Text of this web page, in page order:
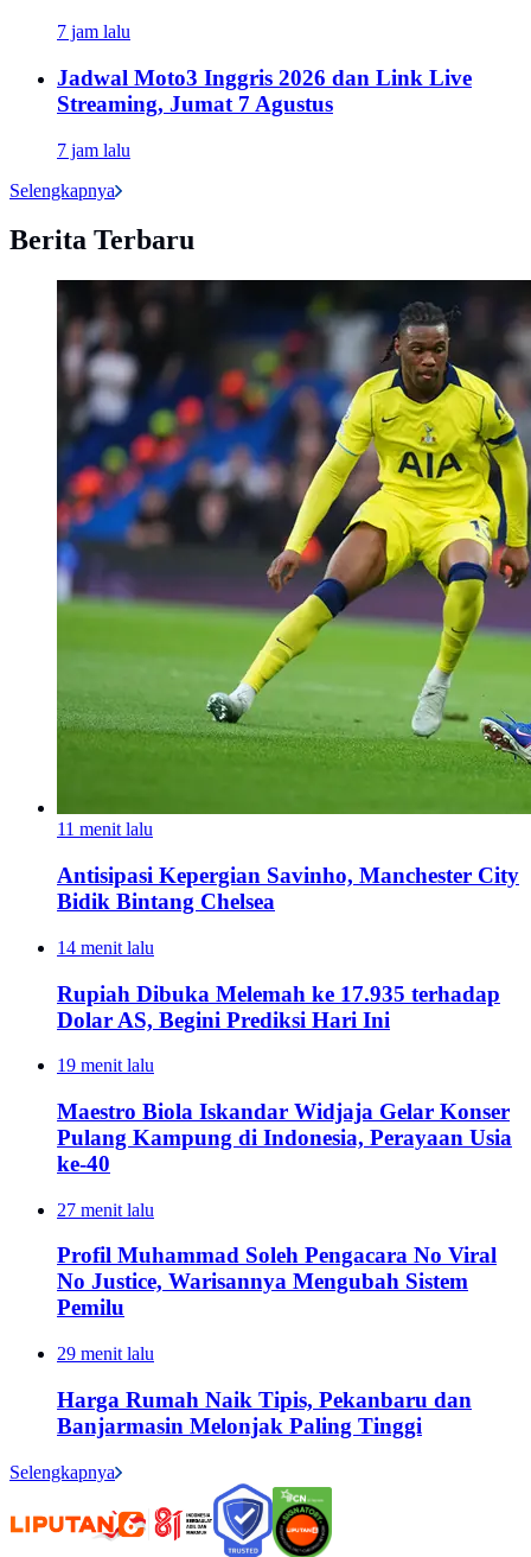
7 jam lalu
Jadwal Moto3 Inggris 2026 dan Link Live
Streaming, Jumat 7 Agustus
7 jam lalu
Selengkapnya
Berita Terbaru
11 menit lalu
Antisipasi Kepergian Savinho, Manchester City
Bidik Bintang Chelsea
14 menit lalu
Rupiah Dibuka Melemah ke 17.935 terhadap
Dolar AS, Begini Prediksi Hari Ini
19 menit lalu
Maestro Biola Iskandar Widjaja Gelar Konser
Pulang Kampung di Indonesia, Perayaan Usia
ke-40
27 menit lalu
Profil Muhammad Soleh Pengacara No Viral
No Justice, Warisannya Mengubah Sistem
Pemilu
29 menit lalu
Harga Rumah Naik Tipis, Pekanbaru dan
Banjarmasin Melonjak Paling Tinggi
Selengkapnya